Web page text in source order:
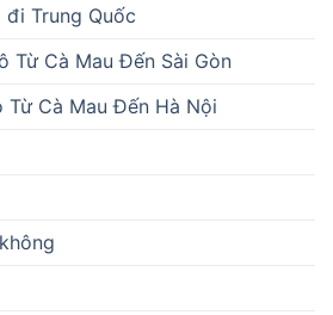
Trung Quốc
Từ Cà Mau Đến Sài Gòn
Từ Cà Mau Đến Hà Nội